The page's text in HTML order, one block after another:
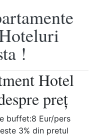
!
Hotel
preț
buffet:8 Eur/pers
3% din pretul